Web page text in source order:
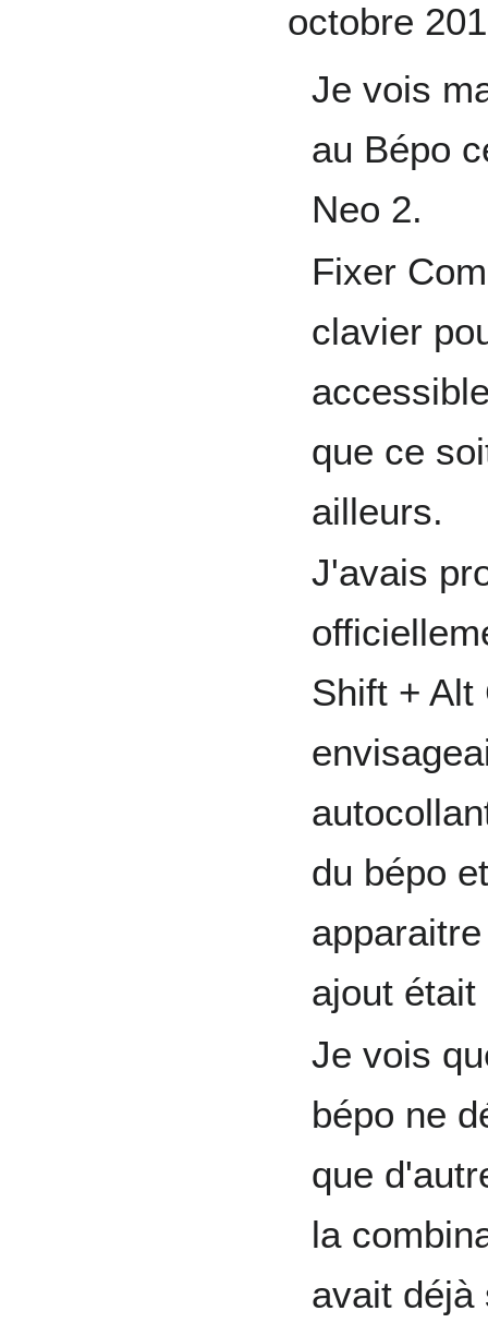
octobre
Je vois
au Bépo
Neo 2.
Fixer
clavier
que ce
ailleurs.
J'avais
Shift + Alt
du bépo
ajout
Je vois
bépo ne
que
la
avait déjà